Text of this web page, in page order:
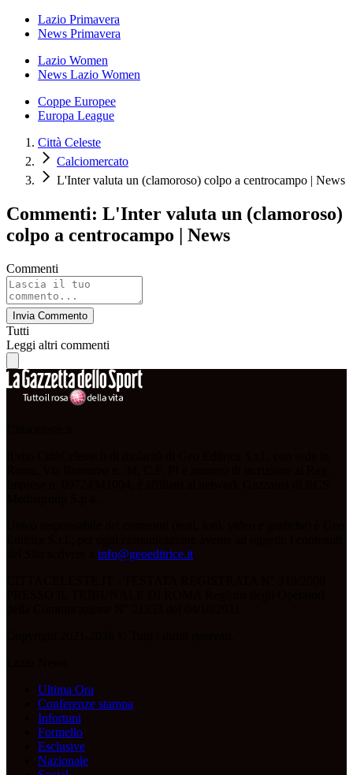
Lazio Primavera
News Primavera
Lazio Women
News Lazio Women
Coppe Europee
Europa League
Città Celeste
Calciomercato
L'Inter valuta un (clamoroso) colpo a centrocampo | News
Commenti: L'Inter valuta un (clamoroso)
colpo a centrocampo | News
Commenti
Invia Commento
Tutti
Leggi altri commenti
info@geoeditrice.it
Ultima Ora
Conferenze stampa
Infortuni
Formello
Esclusive
Nazionale